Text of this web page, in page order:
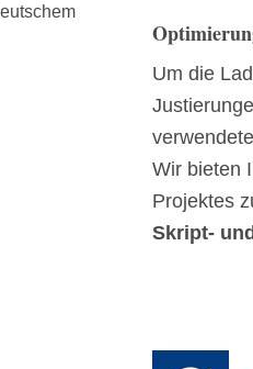
Um die
Wir bieten
Projektes
Skript-